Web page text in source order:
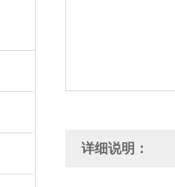
详细说明：